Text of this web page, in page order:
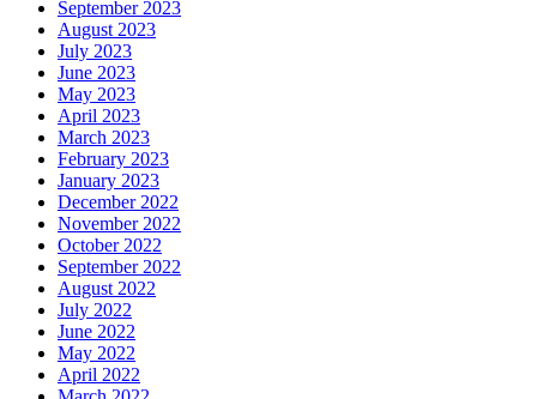
September 2023
August 2023
July 2023
June 2023
May 2023
April 2023
March 2023
February 2023
January 2023
December 2022
November 2022
October 2022
September 2022
August 2022
July 2022
June 2022
May 2022
April 2022